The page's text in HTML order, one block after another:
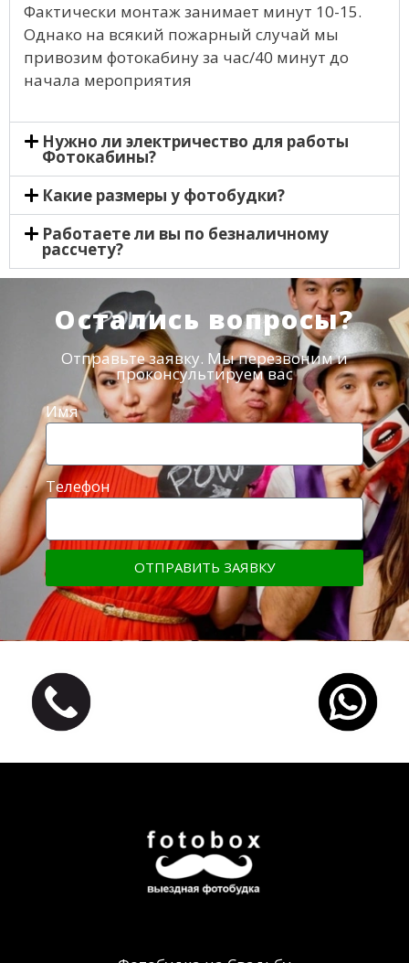
Фактически монтаж занимает минут 10-15.
Однако на всякий пожарный случай мы
привозим фотокабину за час/40 минут до
начала мероприятия
Нужно ли электричество для работы
Фотокабины?
Какие размеры у фотобудки?
Работаете ли вы по безналичному
рассчету?
Остались вопросы?
Отправьте заявку. Мы перезвоним и
проконсультируем вас
Имя
Телефон
ОТПРАВИТЬ ЗАЯВКУ